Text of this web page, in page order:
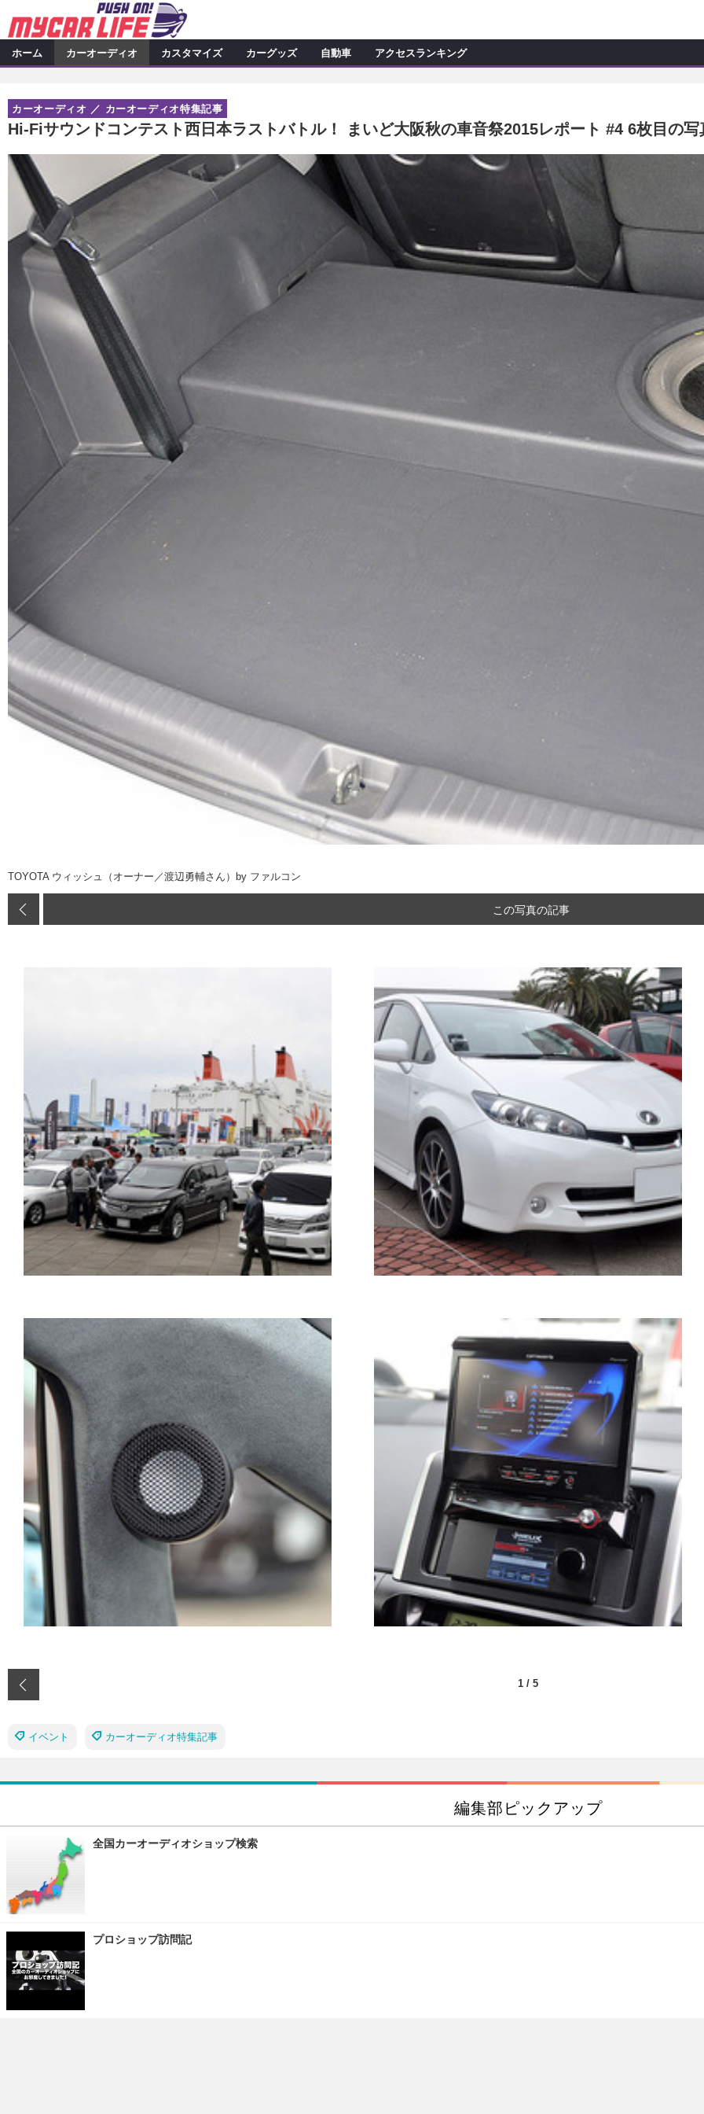
S
E
カーオーディオ
プロショップ検索 ショップ訪問記
その他
カスタマイズ特集記事 カスタマイズ新製品情報
カスタマイズニュース
カーグッズ
カーグッズ特集記事 カーグッズ新製品情報
カーグッズニュース
自動車
ニュース 試乗記
スクープ
アクセスランキング
ホーム カーオーディオ カスタマイズ カーグッズ 自動車 アクセスランキング
Hi-Fiサウンドコンテスト西日本ラストバトル！ まいど大阪秋の車音祭2015レポート #4 6枚目の写
カーオーディオ カーオーディオ特集記事
TOYOTA ウィッシュ（オーナー／渡辺勇輔さん）by ファルコン
この写真の記事
1 / 5
イベント カーオーディオ特集記事
編集部ピックアップ
全国カーオーディオショップ検索
プロショップ訪問記